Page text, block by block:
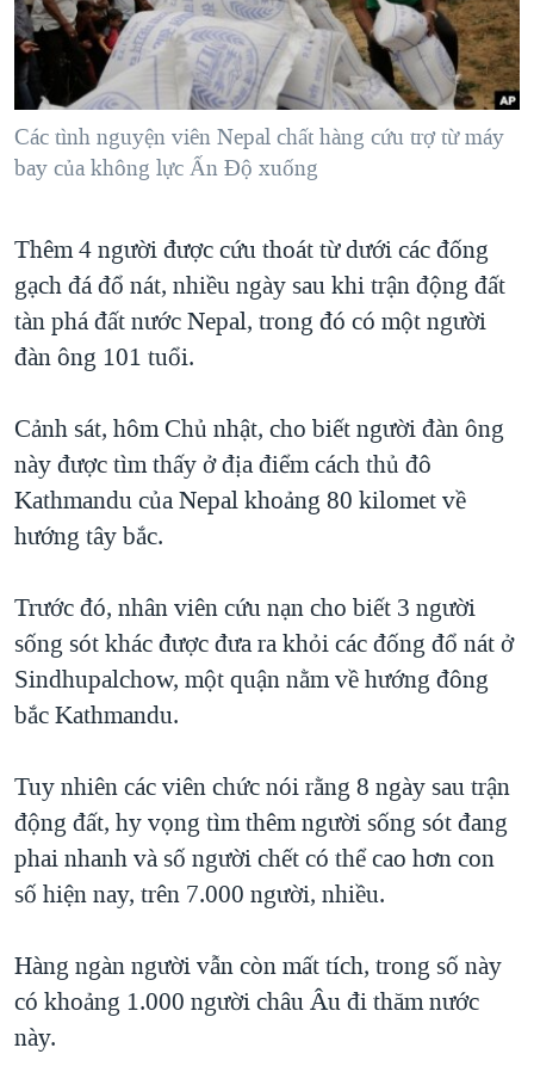
"Tìm"NGƯỜI VIỆT HẢI NGOẠI
ĐỜI SỐNG
KINH TẾ
KHOA HỌC
VĂN HOÁ
THỂ THAO
GIÁO DỤC
TẠI
HÀNH TRÌNH BẦU CỬ 2024
MỘT NĂM CHIẾN TRANH TẠI DẢI GAZA
GIẢI MÃ VÀNH ĐAI & CON ĐƯỜNG
NGÀY TỊ NẠN THẾ GIỚI
GROUND ZERO – XƯA VÀ NAY
CHI PHÍ CHIẾN TRANH AFGHANISTAN
CÁC GIÁ TRỊ CỘNG HÒA Ở VIỆT NAM
TRỊNH VĨNH BÌNH VS. CHÍNH PHỦ VIỆT NAM
NGƯ DÂN VIỆT VÀ LÀN SÓNG TRỘM HẢI SÂM
BÊN KIA QUỐC LỘ: TIẾNG VỌNG TỪ NÔNG THÔN MỸ
VIDEO
NGHE
MẠNG XÃ HỘI
Ngôn ngữ khác
Các tình nguyện viên Nepal chất hàng cứu trợ từ máy
bay của không lực Ấn Độ xuống
Thêm 4 người được cứu thoát từ dưới các đống
gạch đá đổ nát, nhiều ngày sau khi trận động đất
tàn phá đất nước Nepal, trong đó có một người
đàn ông 101 tuổi.
Cảnh sát, hôm Chủ nhật, cho biết người đàn ông
này được tìm thấy ở địa điểm cách thủ đô
Kathmandu của Nepal khoảng 80 kilomet về
hướng tây bắc.
Trước đó, nhân viên cứu nạn cho biết 3 người
sống sót khác được đưa ra khỏi các đống đổ nát ở
Sindhupalchow, một quận nằm về hướng đông
bắc Kathmandu.
Tuy nhiên các viên chức nói rằng 8 ngày sau trận
động đất, hy vọng tìm thêm người sống sót đang
phai nhanh và số người chết có thể cao hơn con
số hiện nay, trên 7.000 người, nhiều.
Hàng ngàn người vẫn còn mất tích, trong số này
có khoảng 1.000 người châu Âu đi thăm nước
này.